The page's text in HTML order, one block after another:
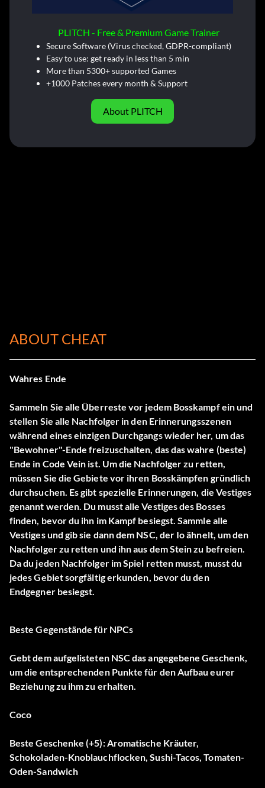
PLITCH - Free & Premium Game Trainer
Secure Software (Virus checked, GDPR-compliant)
Easy to use: get ready in less than 5 min
More than 5300+ supported Games
+1000 Patches every month & Support
About PLITCH
ABOUT CHEAT
Wahres Ende
Sammeln Sie alle Überreste vor jedem Bosskampf ein und
stellen Sie alle Nachfolger in den Erinnerungsszenen
während eines einzigen Durchgangs wieder her, um das
"Bewohner"-Ende freizuschalten, das das wahre (beste)
Ende in Code Vein ist. Um die Nachfolger zu retten,
müssen Sie die Gebiete vor ihren Bosskämpfen gründlich
durchsuchen. Es gibt spezielle Erinnerungen, die Vestiges
genannt werden. Du musst alle Vestiges des Bosses
finden, bevor du ihn im Kampf besiegst. Sammle alle
Vestiges und gib sie dann dem NSC, der Io ähnelt, um den
Nachfolger zu retten und ihn aus dem Stein zu befreien.
Da du jeden Nachfolger im Spiel retten musst, musst du
jedes Gebiet sorgfältig erkunden, bevor du den
Endgegner besiegst.
Beste Gegenstände für NPCs
Gebt dem aufgelisteten NSC das angegebene Geschenk,
um die entsprechenden Punkte für den Aufbau eurer
Beziehung zu ihm zu erhalten.
Coco
Beste Geschenke (+5): Aromatische Kräuter,
Schokoladen-Knoblauchflocken, Sushi-Tacos, Tomaten-
Oden-Sandwich